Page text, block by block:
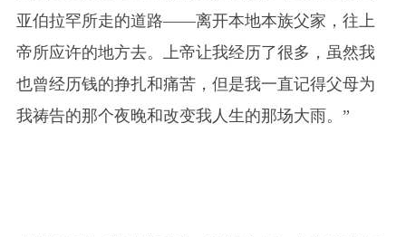
亚伯拉罕所走的道路——离开本地本族父家，往上
帝所应许的地方去。上帝让我经历了很多，虽然我
也曾经历钱的挣扎和痛苦，但是我一直记得父母为
我祷告的那个夜晚和改变我人生的那场大雨。”